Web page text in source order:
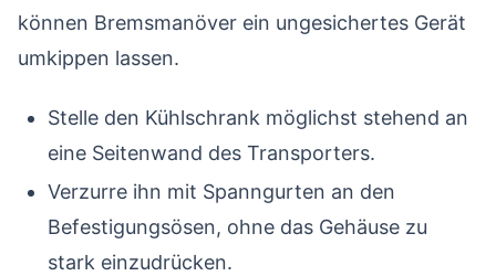
können Bremsmanöver ein ungesichertes Gerät
umkippen lassen.
Stelle den Kühlschrank möglichst stehend an
eine Seitenwand des Transporters.
Verzurre ihn mit Spanngurten an den
Befestigungsösen, ohne das Gehäuse zu
stark einzudrücken.